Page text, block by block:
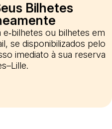
Bilhetes
ou bilhetes em
se disponibilizados pelo
imediato à sua reserva